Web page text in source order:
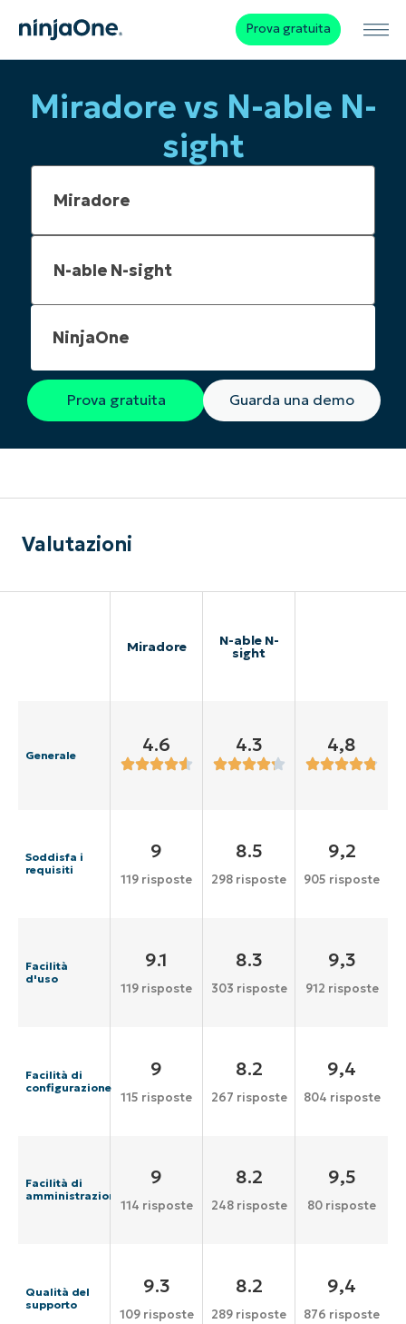
Prova gratuita
Miradore vs N-able N-
sight
NinjaOne
Prova gratuita Guarda una demo
Valutazioni
Miradore N-able N-
sight
Generale 4.6 4.3 4,8
Soddisfa i
requisiti
9
119 risposte
8.5
298 risposte
9,2
905 risposte
Facilità
d'uso
9.1
119 risposte
8.3
303 risposte
9,3
912 risposte
Facilità di
configurazione
9
115 risposte
8.2
267 risposte
9,4
804 risposte
Facilità di
amministrazione
9
114 risposte
8.2
248 risposte
9,5
80 risposte
Qualità del
supporto
9.3
109 risposte
8.2
289 risposte
9,4
876 risposte